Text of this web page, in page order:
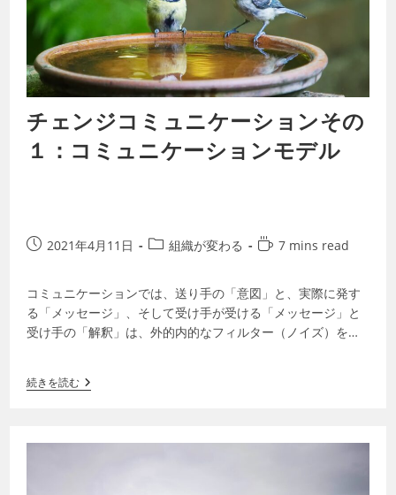
チェンジコミュニケーションその
１：コミュニケーションモデル
2021年4月11日 組織が変わる 7 mins read
コミュニケーションでは、送り手の「意図」と、実際に発す
る「メッセージ」、そして受け手が受ける「メッセージ」と
受け手の「解釈」は、外的内的なフィルター（ノイズ）を通
続きを読む